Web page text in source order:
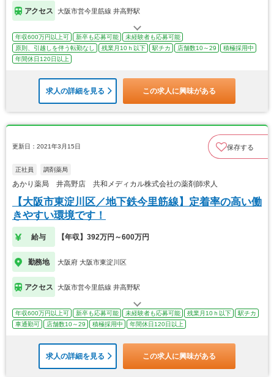
アクセス 大阪市営今里筋線 井高野駅
年収600万円以上可 新卒も応募可能
未経験者も応募可能
原則、引越しを伴う転勤なし
残業月10ｈ以下 駅チカ 店舗数10～29
積極採用中
年間休日120日以上
求人の詳細を見る この求人に興味がある
更新日：2021年3月15日 保存する
正社員 調剤薬局
あかり薬局 井高野店 共和メディカル株式会社の薬剤師求人
【大阪市東淀川区／地下鉄今里筋線】定着率の高い働
きやすい環境です！
給与 【年収】392万円～600万円
勤務地 大阪府 大阪市東淀川区
アクセス 大阪市営今里筋線 井高野駅
年収600万円以上可 新卒も応募可能 未経験者も応募可能 残業月10ｈ以下
駅チカ
車通勤可
店舗数10～29 積極採用中 年間休日120日以上
求人の詳細を見る この求人に興味がある